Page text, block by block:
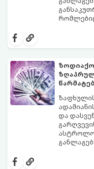
ყველაზე
და
შორის,